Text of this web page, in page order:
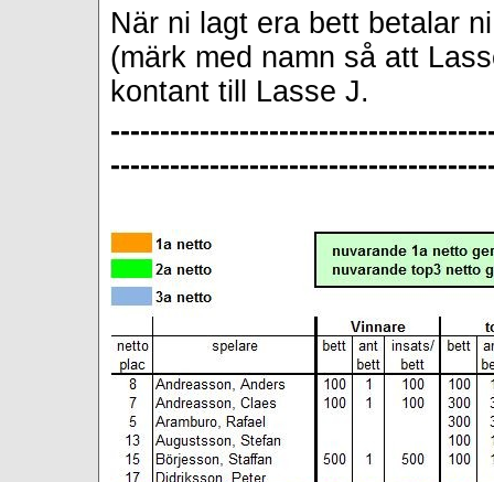
När ni lagt era bett betalar
(märk med namn så att
kontant till Lasse J.